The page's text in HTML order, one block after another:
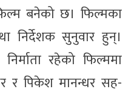
बनेको छ। फिल्मका
निर्देशक सुनुवार हुन्।
रहेको फिल्ममा
र पिकेश मानन्धर सह-